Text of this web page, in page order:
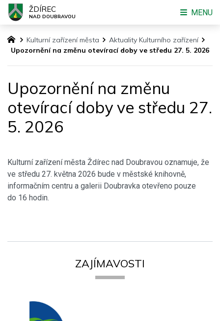
Kulturní zařízení města
Aktuality Kulturního zařízení
Upozornění na změnu otevírací doby ve středu 27. 5. 2026
Upozornění na změnu
otevírací doby ve středu 27.
5. 2026
Kulturní zařízení města Ždírec nad Doubravou oznamuje, že
ve středu 27. května 2026 bude v městské knihovně,
informačním centru a galerii Doubravka otevřeno pouze
do 16 hodin.
ZAJÍMAVOSTI
ŽDÍREC
NAD DOUBRAVOU MENU